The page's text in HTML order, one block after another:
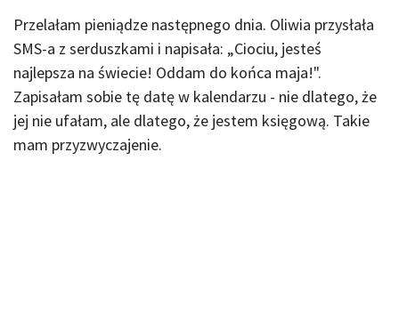
Przelałam pieniądze następnego dnia. Oliwia przysłała
SMS-a z serduszkami i napisała: „Ciociu, jesteś
najlepsza na świecie! Oddam do końca maja!".
Zapisałam sobie tę datę w kalendarzu - nie dlatego, że
jej nie ufałam, ale dlatego, że jestem księgową. Takie
mam przyzwyczajenie.